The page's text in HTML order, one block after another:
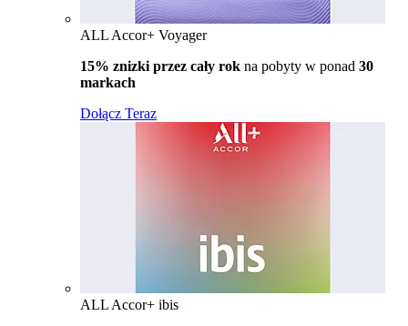
ALL Accor+ Voyager
15% znizki przez cały rok na pobyty w ponad 30
markach
Dołącz Teraz
ALL Accor+ ibis